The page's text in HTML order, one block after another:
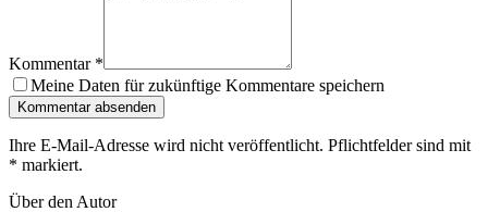
Kommentar *
Meine Daten für zukünftige Kommentare speichern
Kommentar absenden
Ihre E-Mail-Adresse wird nicht veröffentlicht. Pflichtfelder sind mit
* markiert.
Über den Autor